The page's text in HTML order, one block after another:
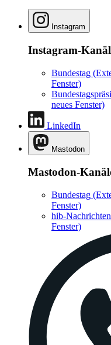
Instagram
Instagram-
Bundestag
Fenster)
neues Fenster)
LinkedIn
Mastodon
Mastodon-
Bundestag
Fenster)
hib-Nachrichten
Fenster)